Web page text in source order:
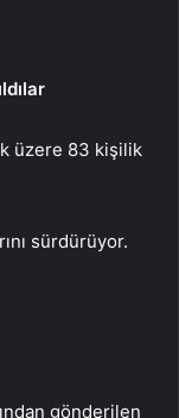
üzere 83 kişilik
sürdürüyor.
gönderilen